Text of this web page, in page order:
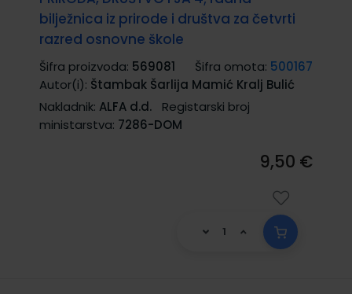
bilježnica iz prirode i društva za četvrti
razred osnovne škole
Šifra proizvoda: 569081 Šifra omota: 500167
Autor(i): Štambak Šarlija Mamić Kralj Bulić
Nakladnik: ALFA d.d.
Registarski broj
ministarstva: 7286-DOM
9,50 €